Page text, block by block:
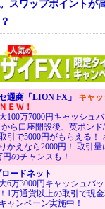
スワップポイントが
通商「LION FX」 キャ
Ｗ！
大100万7000円キャッシュ
ら口座開設後、英ポンド
取引で5000円がもらえる！
かえなら2000円！ 取引
円のチャンスも！
ードネット
大6万3000円キャッシュバ
1万通貨以上の取引で現金
ャンペーン実施中！